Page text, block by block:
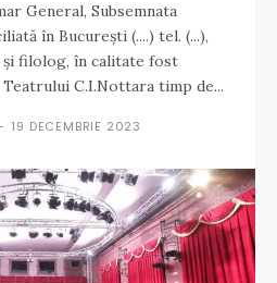
în București (....) tel. (...),
filolog, în calitate fost
C.I.Nottara timp de...
19 DECEMBRIE 2023